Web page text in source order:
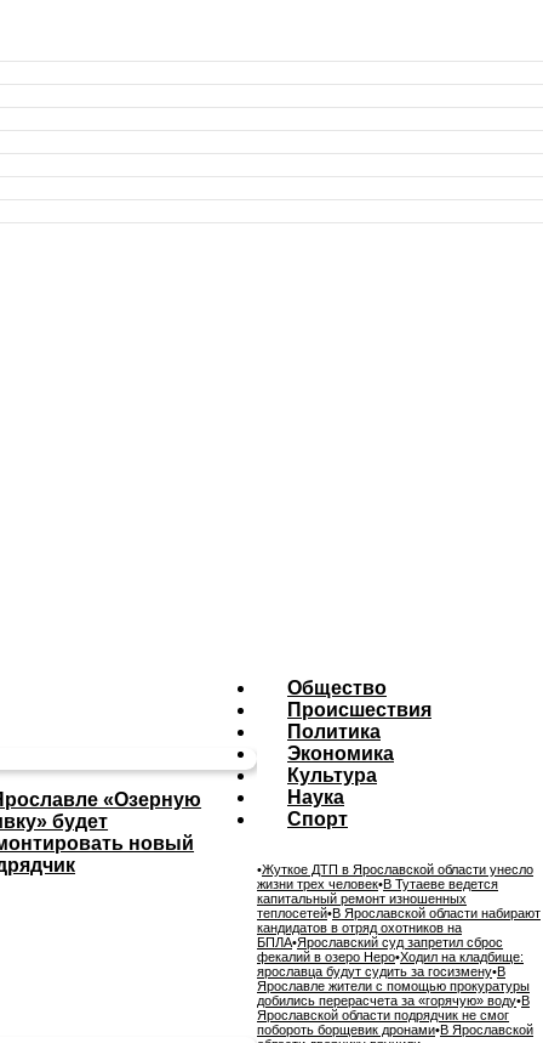
«Озерную
будет
новый
Общество
Происшествия
Политика
Экономика
Культура
Наука
Спорт
•Жуткое ДТП в Ярославской области унесло
жизни трех человек•В Тутаеве ведется
капитальный ремонт изношенных
теплосетей•В Ярославской области набирают
кандидатов в отряд охотников на
БПЛА•Ярославский суд запретил сброс
фекалий в озеро Неро•Ходил на кладбище:
ярославца будут судить за госизмену•В
Ярославле жители с помощью прокуратуры
добились перерасчета за «горячую» воду•В
Ярославской области подрядчик не смог
побороть борщевик дронами•В Ярославской